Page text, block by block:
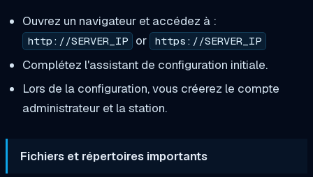
Ouvrez un navigateur et accédez à :
http://SERVER_IP or https://SERVER_IP
Complétez l'assistant de configuration initiale.
Lors de la configuration, vous créerez le compte
administrateur et la station.
Fichiers et répertoires importants